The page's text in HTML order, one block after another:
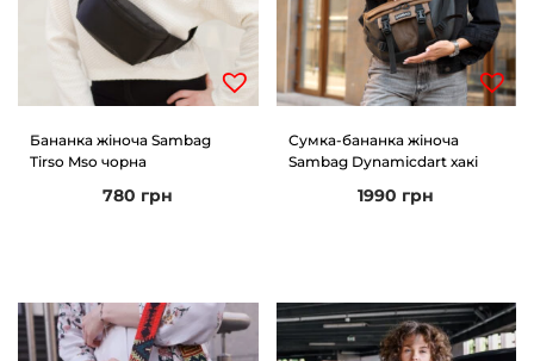
Бананка жіноча Sambag
Tirso Mso чорна
780 грн
Сумка-бананка жіноча
Sambag Dynamicdart хакі
1990 грн